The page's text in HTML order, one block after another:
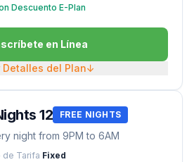
Descuento E-Plan
en Línea
Detalles del Plan↓
12 FREE NIGHTS
night from 9PM to 6AM
de Tarifa Fixed